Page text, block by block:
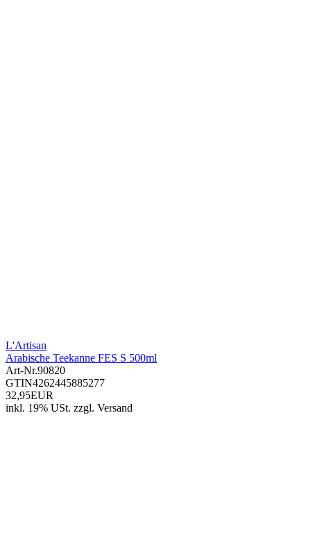
L'Artisan
Arabische Teekanne FES S 500ml
Art-Nr.90820
GTIN4262445885277
32,95EUR
inkl. 19% USt. zzgl. Versand